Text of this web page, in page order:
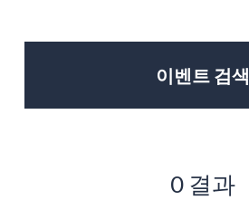
이벤트 검색
0 결과